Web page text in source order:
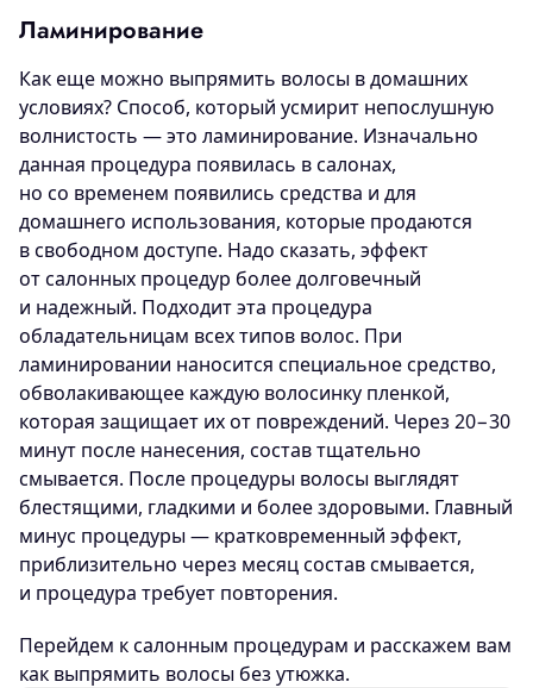
Ламинирование
Как еще можно выпрямить волосы в домашних
условиях? Способ, который усмирит непослушную
волнистость — это ламинирование. Изначально
данная процедура появилась в салонах,
но со временем появились средства и для
домашнего использования, которые продаются
в свободном доступе. Надо сказать, эффект
от салонных процедур более долговечный
и надежный. Подходит эта процедура
обладательницам всех типов волос. При
ламинировании наносится специальное средство,
обволакивающее каждую волосинку пленкой,
которая защищает их от повреждений. Через 20−30
минут после нанесения, состав тщательно
смывается. После процедуры волосы выглядят
блестящими, гладкими и более здоровыми. Главный
минус процедуры — кратковременный эффект,
приблизительно через месяц состав смывается,
и процедура требует повторения.
Перейдем к салонным процедурам и расскажем вам
как выпрямить волосы без утюжка.